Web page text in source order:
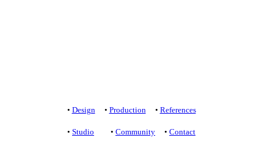
• Design • Production • References
• Studio • Community • Contact